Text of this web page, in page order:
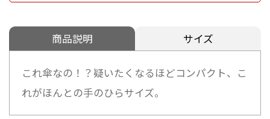
商品説明 サイズ
これ傘なの！？疑いたくなるほどコンパクト、こ
れがほんとの手のひらサイズ。